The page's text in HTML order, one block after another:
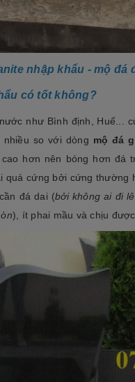
kiểu
tộc. Xây dựng mộ
tri ân công đức
của con cháu dành
[Đọc tiếp...]
nhập khẩu - mộ đá
có tốt không?
như Bình định, Huế...
so với dòng mộ đá
hơn nên bóng hơn đá
quá cứng bởi cứng thường
đá dai (bởi không ai đi
), ít phai mầu và chịu